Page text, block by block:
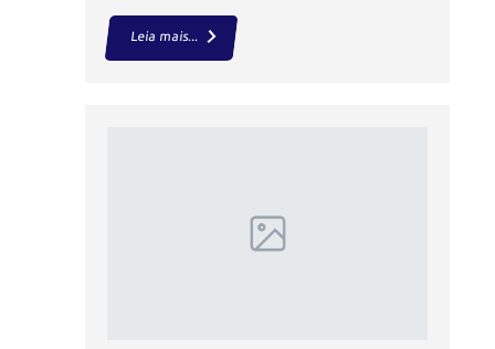
Leia mais...keyboard_arrow_right